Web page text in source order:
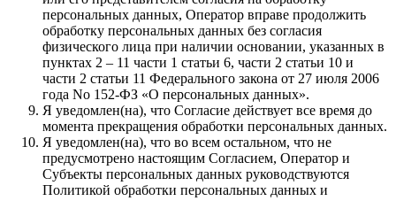
персональных данных, Оператор вправе продолжить
обработку персональных данных без согласия
физического лица при наличии основании, указанных в
пунктах 2 – 11 части 1 статьи 6, части 2 статьи 10 и
части 2 статьи 11 Федерального закона от 27 июля 2006
года No 152-ФЗ «О персональных данных».
Я уведомлен(на), что Согласие действует все время до
момента прекращения обработки персональных данных.
Я уведомлен(на), что во всем остальном, что не
предусмотрено настоящим Согласием, Оператор и
Субъекты персональных данных руководствуются
Политикой обработки персональных данных и